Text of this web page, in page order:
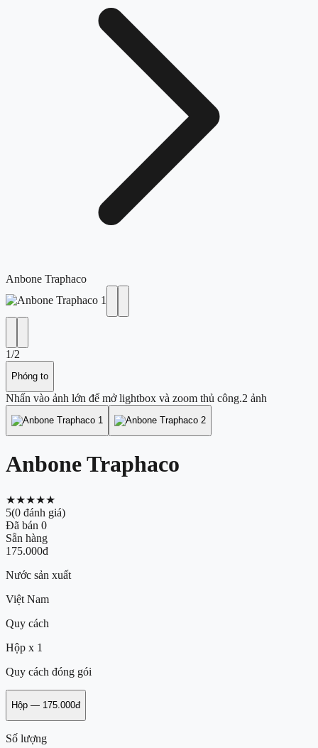
Anbone Traphaco
1/2
Phóng to
Nhấn vào ảnh lớn để mở lightbox và zoom thủ công.2 ảnh
Anbone Traphaco
★★★★★
5(0 đánh giá)
Đã bán 0
Sẵn hàng
175.000đ
Nước sản xuất
Việt Nam
Quy cách
Hộp x 1
Quy cách đóng gói
Hộp — 175.000đ
Số lượng